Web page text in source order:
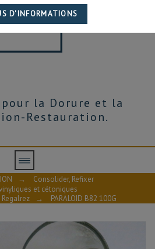
la Dorure et la
Restauration.
→
Consolider, Refixer
et cétoniques
→ PARALOID B82 100G